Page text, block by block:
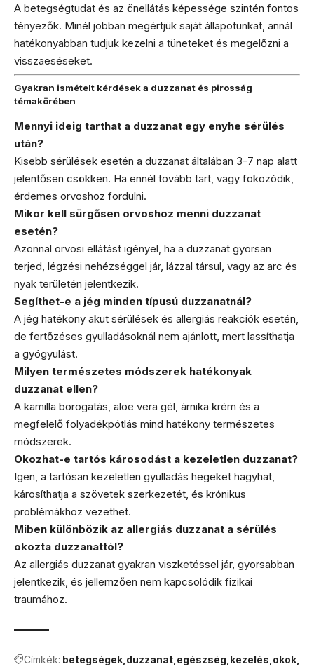
A betegségtudat és az önellátás képessége szintén fontos
tényezők. Minél jobban megértjük saját állapotunkat, annál
hatékonyabban tudjuk kezelni a tüneteket és megelőzni a
visszaeséseket.
Gyakran ismételt kérdések a duzzanat és pirosság
témakörében
Mennyi ideig tarthat a duzzanat egy enyhe sérülés
után?
Kisebb sérülések esetén a duzzanat általában 3-7 nap alatt
jelentősen csökken. Ha ennél tovább tart, vagy fokozódik,
érdemes orvoshoz fordulni.
Mikor kell sürgősen orvoshoz menni duzzanat
esetén?
Azonnal orvosi ellátást igényel, ha a duzzanat gyorsan
terjed, légzési nehézséggel jár, lázzal társul, vagy az arc és
nyak területén jelentkezik.
Segíthet-e a jég minden típusú duzzanatnál?
A jég hatékony akut sérülések és allergiás reakciók esetén,
de fertőzéses gyulladásoknál nem ajánlott, mert lassíthatja
a gyógyulást.
Milyen természetes módszerek hatékonyak
duzzanat ellen?
A kamilla borogatás, aloe vera gél, árnika krém és a
megfelelő folyadékpótlás mind hatékony természetes
módszerek.
Okozhat-e tartós károsodást a kezeletlen duzzanat?
Igen, a tartósan kezeletlen gyulladás hegeket hagyhat,
károsíthatja a szövetek szerkezetét, és krónikus
problémákhoz vezethet.
Miben különbözik az allergiás duzzanat a sérülés
okozta duzzanattól?
Az allergiás duzzanat gyakran viszketéssel jár, gyorsabban
jelentkezik, és jellemzően nem kapcsolódik fizikai
traumához.
Címkék: betegségek duzzanat egészség kezelés okok